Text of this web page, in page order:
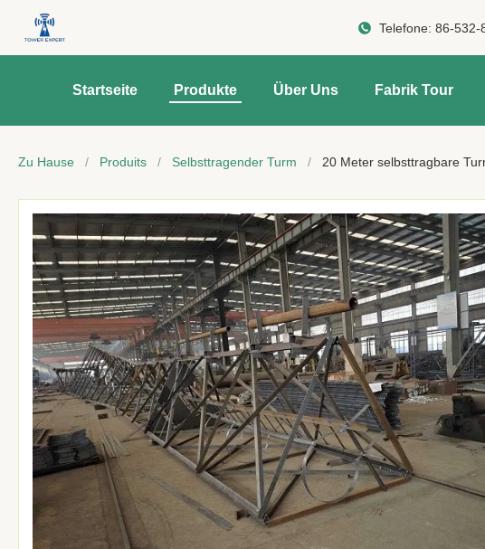
Telefone: 86-532-
Startseite Produkte Über Uns Fabrik Tour
Zu Hause / Produits / Selbsttragender Turm / 20 Meter selbsttragbare